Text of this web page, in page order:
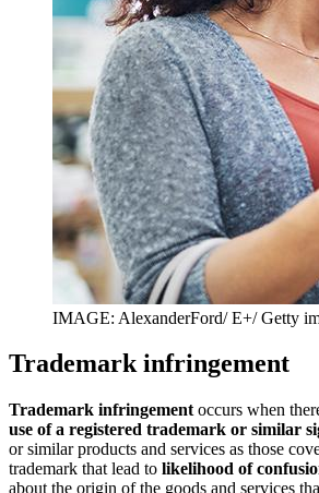
IMAGE: AlexanderFord/ E+/ Getty
Trademark infringement
Trademark infringement occurs when
use of a registered trademark or similar
or similar products and services as those
trademark that lead to likelihood of
about the origin of the goods and services